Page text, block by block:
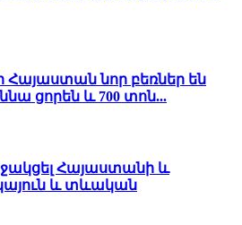
Հայաստան նոր բեռներ են
ցորեն և 700 տոն...
Հայաստանի և
և տևական